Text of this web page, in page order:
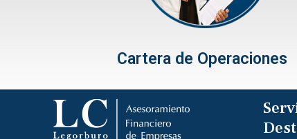
Cartera de Operaciones